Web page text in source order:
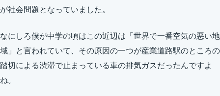
が社会問題となっていました。
なにしろ僕が中学の頃はこの近辺は「世界で一番空気の悪い地
域」と言われていて、その原因の一つが産業道路駅のところの
踏切による渋滞で止まっている車の排気ガスだったんですよ
ね。